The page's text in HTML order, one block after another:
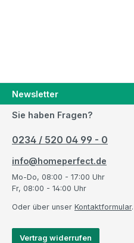
Newsletter
Sie haben Fragen?
0234 / 520 04 99 - 0
info@homeperfect.de
Mo-Do, 08:00 - 17:00 Uhr
Fr, 08:00 - 14:00 Uhr
Oder über unser Kontaktformular.
Vertrag widerrufen